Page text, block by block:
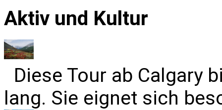
Aktiv und Kultur
Diese Tour ab Calgary
lang. Sie eignet sich